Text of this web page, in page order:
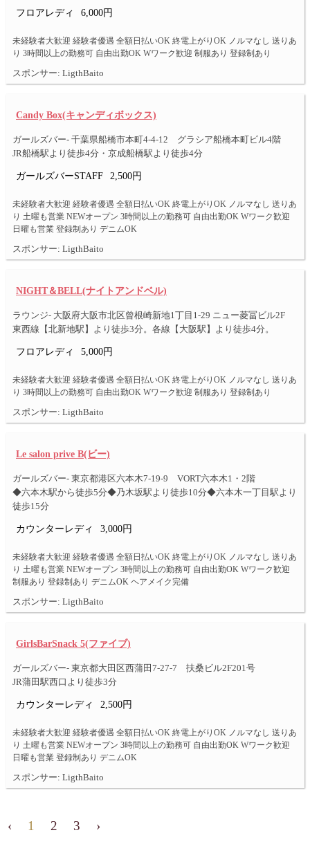
フロアレディ 6,000円
未経験者大歓迎 経験者優遇 全額日払いOK 終電上がりOK ノルマなし 送りあ
り 3時間以上の勤務可 自由出勤OK Wワーク歓迎 制服あり 登録制あり
スポンサー: LigthBaito
Candy Box(キャンディボックス)
ガールズバー- 千葉県船橋市本町4-4-12 グラシア船橋本町ビル4階
JR船橋駅より徒歩4分・京成船橋駅より徒歩4分
ガールズバーSTAFF 2,500円
未経験者大歓迎 経験者優遇 全額日払いOK 終電上がりOK ノルマなし 送りあ
り 土曜も営業 NEWオープン 3時間以上の勤務可 自由出勤OK Wワーク歓迎
日曜も営業 登録制あり デニムOK
スポンサー: LigthBaito
NIGHT＆BELL(ナイトアンドベル)
ラウンジ- 大阪府大阪市北区曾根崎新地1丁目1-29 ニュー菱冨ビル2F
東西線【北新地駅】より徒歩3分。各線【大阪駅】より徒歩4分。
フロアレディ 5,000円
未経験者大歓迎 経験者優遇 全額日払いOK 終電上がりOK ノルマなし 送りあ
り 3時間以上の勤務可 自由出勤OK Wワーク歓迎 制服あり 登録制あり
スポンサー: LigthBaito
Le salon prive B(ビー)
ガールズバー- 東京都港区六本木7-19-9 VORT六本木1・2階
◆六本木駅から徒歩5分◆乃木坂駅より徒歩10分◆六本木一丁目駅より
徒歩15分
カウンターレディ 3,000円
未経験者大歓迎 経験者優遇 全額日払いOK 終電上がりOK ノルマなし 送りあ
り 土曜も営業 NEWオープン 3時間以上の勤務可 自由出勤OK Wワーク歓迎
制服あり 登録制あり デニムOK ヘアメイク完備
スポンサー: LigthBaito
GirlsBarSnack 5(ファイブ)
ガールズバー- 東京都大田区西蒲田7-27-7 扶桑ビル2F201号
JR蒲田駅西口より徒歩3分
カウンターレディ 2,500円
未経験者大歓迎 経験者優遇 全額日払いOK 終電上がりOK ノルマなし 送りあ
り 土曜も営業 NEWオープン 3時間以上の勤務可 自由出勤OK Wワーク歓迎
日曜も営業 登録制あり デニムOK
スポンサー: LigthBaito
‹ 1 2 3 ›